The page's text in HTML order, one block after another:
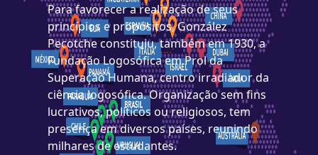
Para favorecer a realização de seus
princípios e propósitos, González
Pecotche constituiu, também em 1930, a
Fundação Logosófica em Prol da
Superação Humana, centro irradiador da
ciência logosófica. Organização sem fins
lucrativos, políticos ou religiosos, tem
presença em diversos países, reunindo
milhares de estudantes.